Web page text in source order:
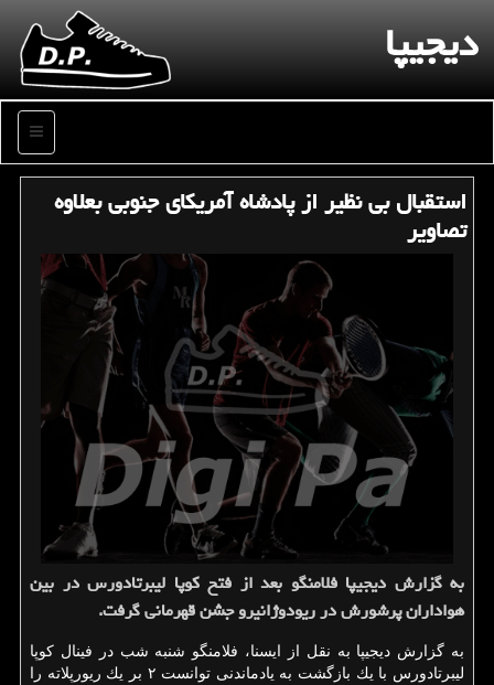
دیجیپا
منو
استقبال بی نظیر از پادشاه آمریكای جنوبی بعلاوه
تصاویر
به گزارش دیجیپا فلامنگو بعد از فتح كوپا لیبرتادورس در بین
هواداران پرشورش در ریودوژانیرو جشن قهرمانی گرفت.
به گزارش دیجیپا به نقل از ایسنا، فلامنگو شنبه شب در فینال كوپا
لیبرتادورس با یك بازگشت به یادماندنی توانست ۲ بر یك ریورپلاته را